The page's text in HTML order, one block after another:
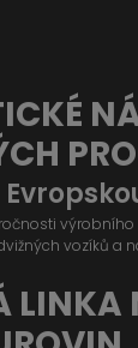
vozíků a